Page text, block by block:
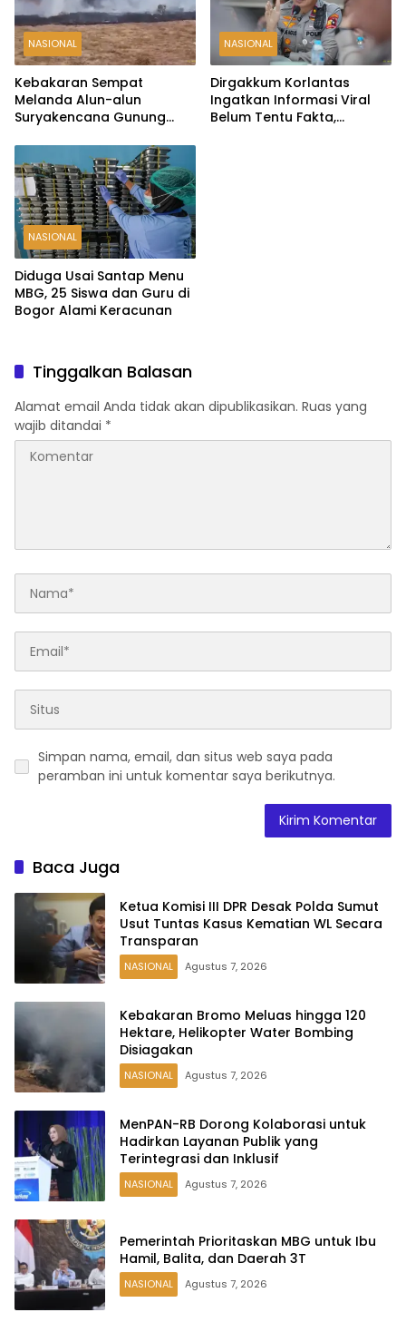
NASIONAL
Kebakaran Sempat
Melanda Alun-alun
Suryakencana Gunung
Dipadamkan
NASIONAL
Dirgakkum Korlantas
Ingatkan Informasi Viral
Belum Tentu Fakta,
NASIONAL
Diduga Usai Santap Menu
MBG, 25 Siswa dan Guru di
Bogor Alami Keracunan
Tinggalkan Balasan
Alamat email Anda tidak akan dipublikasikan. Ruas yang
wajib ditandai *
Simpan nama, email, dan situs web saya pada
peramban ini untuk komentar saya berikutnya.
Baca Juga
Ketua Komisi III DPR Desak Polda Sumut
Usut Tuntas Kasus Kematian WL Secara
Transparan
NASIONAL Agustus 7, 2026
Kebakaran Bromo Meluas hingga 120
Hektare, Helikopter Water Bombing
Disiagakan
NASIONAL Agustus 7, 2026
MenPAN-RB Dorong Kolaborasi untuk
Hadirkan Layanan Publik yang
Terintegrasi dan Inklusif
NASIONAL Agustus 7, 2026
Pemerintah Prioritaskan MBG untuk Ibu
Hamil, Balita, dan Daerah 3T
NASIONAL Agustus 7, 2026